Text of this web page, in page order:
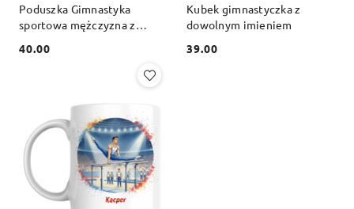
Poduszka Gimnastyka
sportowa mężczyzna z
Cena:
40.00
Kubek gimnastyczka z
dowolnym imieniem
Cena:
39.00